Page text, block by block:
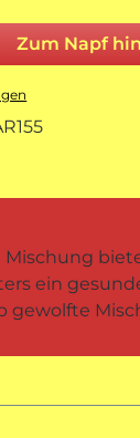
Gib den
Zum Napf
Mischung
ein
gewolfte